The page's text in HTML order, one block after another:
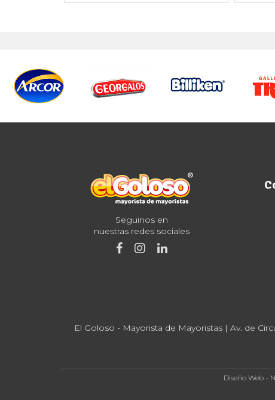
Seguinos en
nuestras redes sociales
El Goloso - Mayorista de Mayoristas | Av. de
Diseño Web -